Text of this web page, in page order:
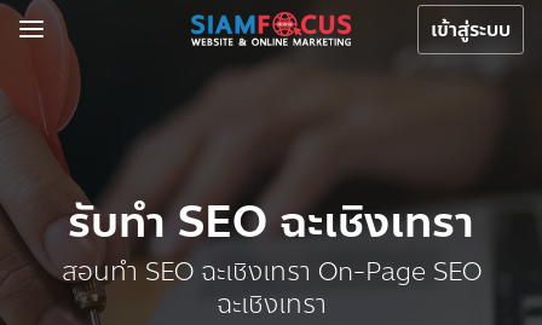
เข้าสู่ระบบ
รับทำ SEO ฉะเชิงเทรา
สอนทำ SEO ฉะเชิงเทรา On-Page SEO
ฉะเชิงเทรา